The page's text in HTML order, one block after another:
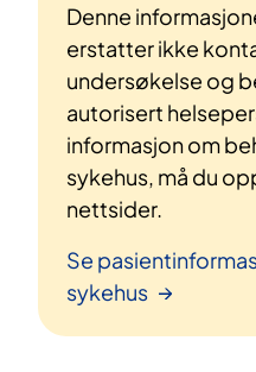
Denne
erstatter ikke
undersøkelse og
autorisert
informasjon om
sykehus, må du
nettsider.
Se
sykehus